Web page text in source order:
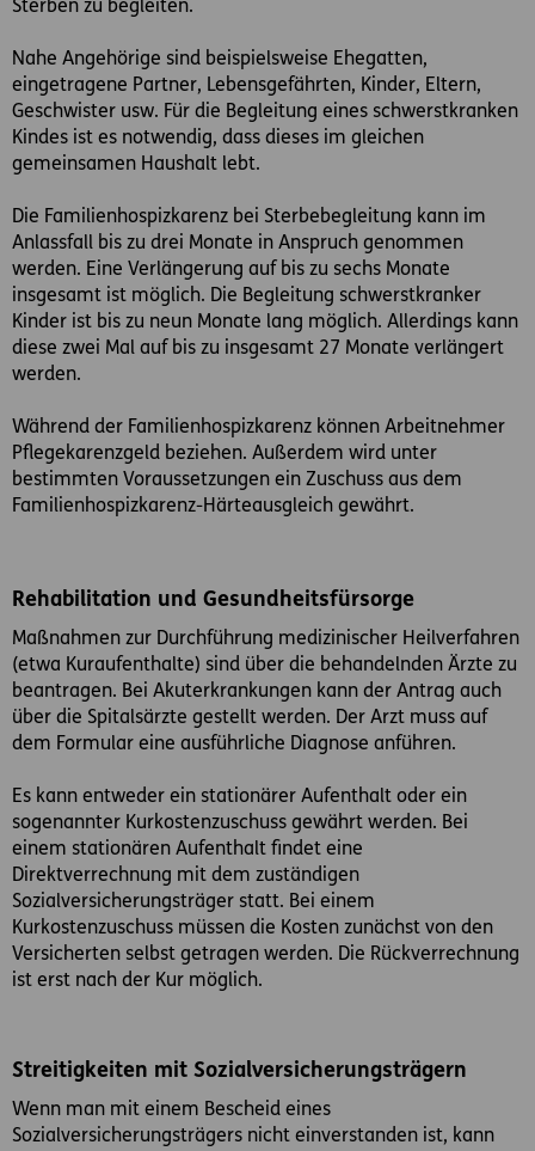
Sterben zu begleiten.
Nahe Angehörige sind beispielsweise Ehegatten,
eingetragene Partner, Lebensgefährten, Kinder, Eltern,
Geschwister usw. Für die Begleitung eines schwerstkranken
Kindes ist es notwendig, dass dieses im gleichen
gemeinsamen Haushalt lebt.
Die Familienhospizkarenz bei Sterbebegleitung kann im
Anlassfall bis zu drei Monate in Anspruch genommen
werden. Eine Verlängerung auf bis zu sechs Monate
insgesamt ist möglich. Die Begleitung schwerstkranker
Kinder ist bis zu neun Monate lang möglich. Allerdings kann
diese zwei Mal auf bis zu insgesamt 27 Monate verlängert
werden.
Während der Familienhospizkarenz können Arbeitnehmer
Pflegekarenzgeld beziehen. Außerdem wird unter
bestimmten Voraussetzungen ein Zuschuss aus dem
Familienhospizkarenz-Härteausgleich gewährt.
Rehabilitation und Gesundheitsfürsorge
Maßnahmen zur Durchführung medizinischer Heilverfahren
(etwa Kuraufenthalte) sind über die behandelnden Ärzte zu
beantragen. Bei Akuterkrankungen kann der Antrag auch
über die Spitalsärzte gestellt werden. Der Arzt muss auf
dem Formular eine ausführliche Diagnose anführen.
Es kann entweder ein stationärer Aufenthalt oder ein
sogenannter Kurkostenzuschuss gewährt werden. Bei
einem stationären Aufenthalt findet eine
Direktverrechnung mit dem zuständigen
Sozialversicherungsträger statt. Bei einem
Kurkostenzuschuss müssen die Kosten zunächst von den
Versicherten selbst getragen werden. Die Rückverrechnung
ist erst nach der Kur möglich.
Streitigkeiten mit Sozialversicherungsträgern
Wenn man mit einem Bescheid eines
Sozialversicherungsträgers nicht einverstanden ist, kann